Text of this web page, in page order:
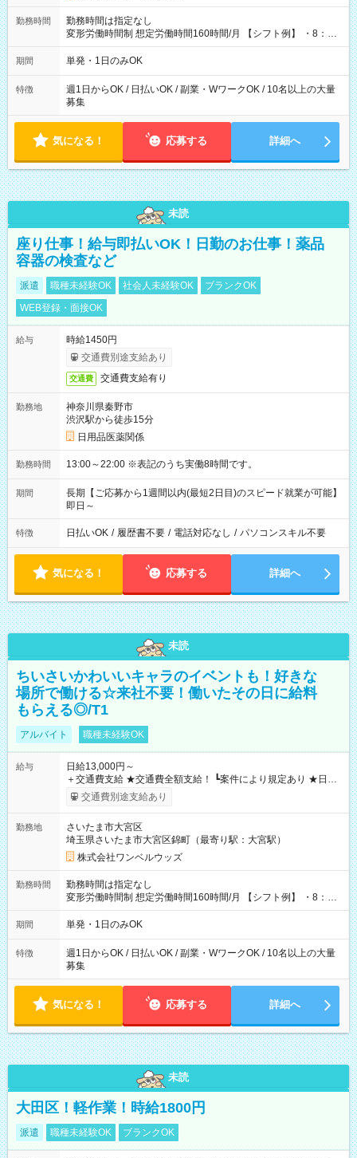
勤務時間
勤務時間は指定なし
変形労働時間制 想定労働時間160時間/月 【シフト例】 ・8：00
～21：00
期間 単発・1日のみOK
特徴
週1日からOK / 日払いOK / 副業・WワークOK / 10名以上の大量
募集
気になる！ 応募する 詳細へ
未読
座り仕事！給与即払いOK！日勤のお仕事！薬品
容器の検査など
派遣 職種未経験OK 社会人未経験OK
ブランクOK
WEB登録・面接OK
給与
時給1450円
交通費別途支給あり
交通費 交通費支給有り
勤務地
神奈川県秦野市
渋沢駅から徒歩15分
日用品医薬関係
勤務時間 13:00～22:00 ※表記のうち実働8時間です。
期間
長期【ご応募から1週間以内(最短2日目)のスピード就業が可能】
即日～
特徴 日払いOK / 履歴書不要 / 電話対応なし / パソコンスキル不要
気になる！ 応募する 詳細へ
未読
ちいさいかわいいキャラのイベントも！好きな
場所で働ける☆来社不要！働いたその日に給料
もらえる◎/T1
アルバイト 職種未経験OK
給与
日給13,000円～
＋交通費支給 ★交通費全額支給！ ┗案件により規定あり ★日払
いOK！（規定あり） ┗働いたその日に現金GET♪ お仕事後はコ
ンビニATMから 日払い分を引き落とせます！ 【試用期間】試
交通費別途支給あり
勤務地
さいたま市大宮区
埼玉県さいたま市大宮区錦町（最寄り駅：大宮駅）
株式会社ワンベルウッズ
勤務時間
勤務時間は指定なし
変形労働時間制 想定労働時間160時間/月 【シフト例】 ・8：00
～21：00
期間 単発・1日のみOK
特徴
週1日からOK / 日払いOK / 副業・WワークOK / 10名以上の大量
募集
気になる！ 応募する 詳細へ
未読
大田区！軽作業！時給1800円
派遣 職種未経験OK ブランクOK